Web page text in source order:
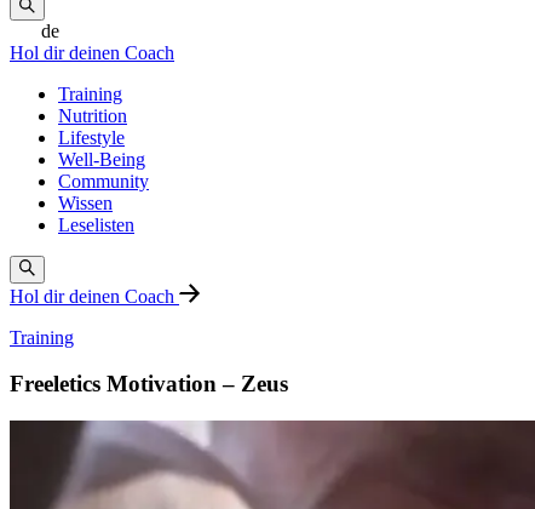
de
Hol dir deinen Coach
Training
Nutrition
Lifestyle
Well-Being
Community
Wissen
Leselisten
Hol dir deinen Coach
Training
Freeletics Motivation – Zeus